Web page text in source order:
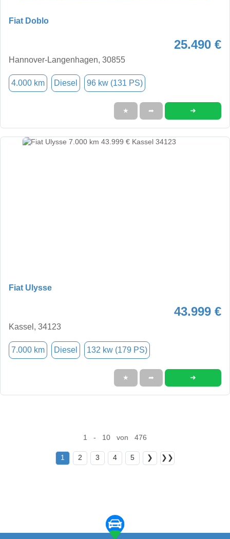
Fiat Doblo
25.490 €
Hannover-Langenhagen, 30855
4.000 km Diesel 96 kw (131 PS)
★ ➦ ➜
Fiat Ulysse
43.999 €
Kassel, 34123
7.000 km Diesel 132 kw (179 PS)
★ ➦ ➜
1 - 10 von 476
1 2 3 4 5 ❯ ❯❯